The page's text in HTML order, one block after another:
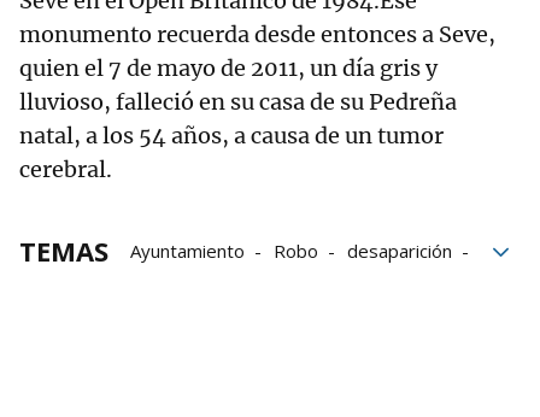
monumento recuerda desde entonces a Seve,
quien el 7 de mayo de 2011, un día gris y
lluvioso, falleció en su casa de su Pedreña
natal, a los 54 años, a causa de un tumor
cerebral.
TEMAS Ayuntamiento Robo
desaparición